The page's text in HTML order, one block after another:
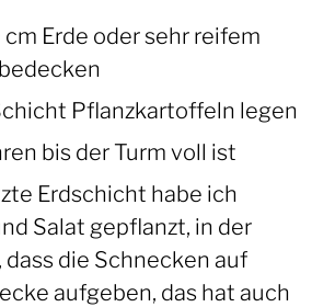
Erde oder sehr reifem
Pflanzkartoffeln legen
bis der Turm voll ist
Erdschicht habe ich
Salat gepflanzt, in der
dass die Schnecken auf
aufgeben, das hat auch